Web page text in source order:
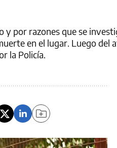
por razones que se
en el lugar. Luego del
la Policía.